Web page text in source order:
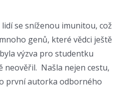
se sníženou imunitou, což
genů, které vědci ještě
výzva pro studentku
neověřil. Našla nejen cestu,
první autorka odborného